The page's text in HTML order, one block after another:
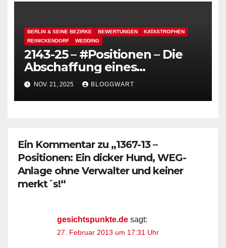
BERLIN & SEINE BEZIRKE BEWERTUNGEN
KATASTROPHEN
REINICKENDORF
WEDDING
2143-25 – #Positionen – Die
Abschaffung eines
funktionierenden
Deutschlands, heute: Das
Bauaktenarchiv
NOV. 21, 2025 BLOGGWART
Ein Kommentar zu „1367-13 –
Positionen: Ein dicker Hund, WEG-
Anlage ohne Verwalter und keiner
merkt´s!“
gesichtspunkte.de sagt:
27. Februar 2013 um 17:31 Uhr